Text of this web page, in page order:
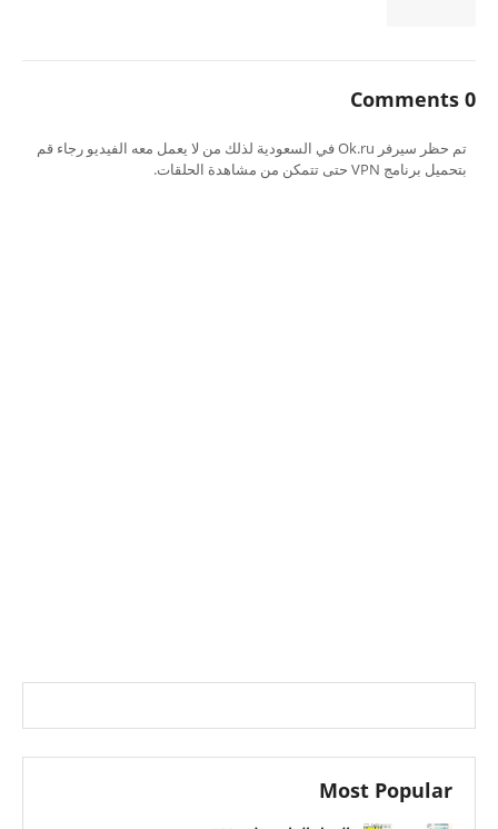
0 Comments
تم حظر سيرفر Ok.ru في السعودية لذلك من لا يعمل معه الفيديو رجاء قم
بتحميل برنامج VPN حتى تتمكن من مشاهدة الحلقات.
Most Popular